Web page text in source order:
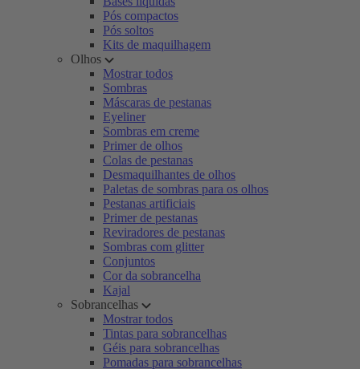
Pós compactos
Pós soltos
Kits de maquilhagem
Olhos
Mostrar todos
Sombras
Máscaras de pestanas
Eyeliner
Sombras em creme
Primer de olhos
Colas de pestanas
Desmaquilhantes de olhos
Paletas de sombras para os olhos
Pestanas artificiais
Primer de pestanas
Reviradores de pestanas
Sombras com glitter
Conjuntos
Cor da sobrancelha
Kajal
Sobrancelhas
Mostrar todos
Tintas para sobrancelhas
Géis para sobrancelhas
Pomadas para sobrancelhas